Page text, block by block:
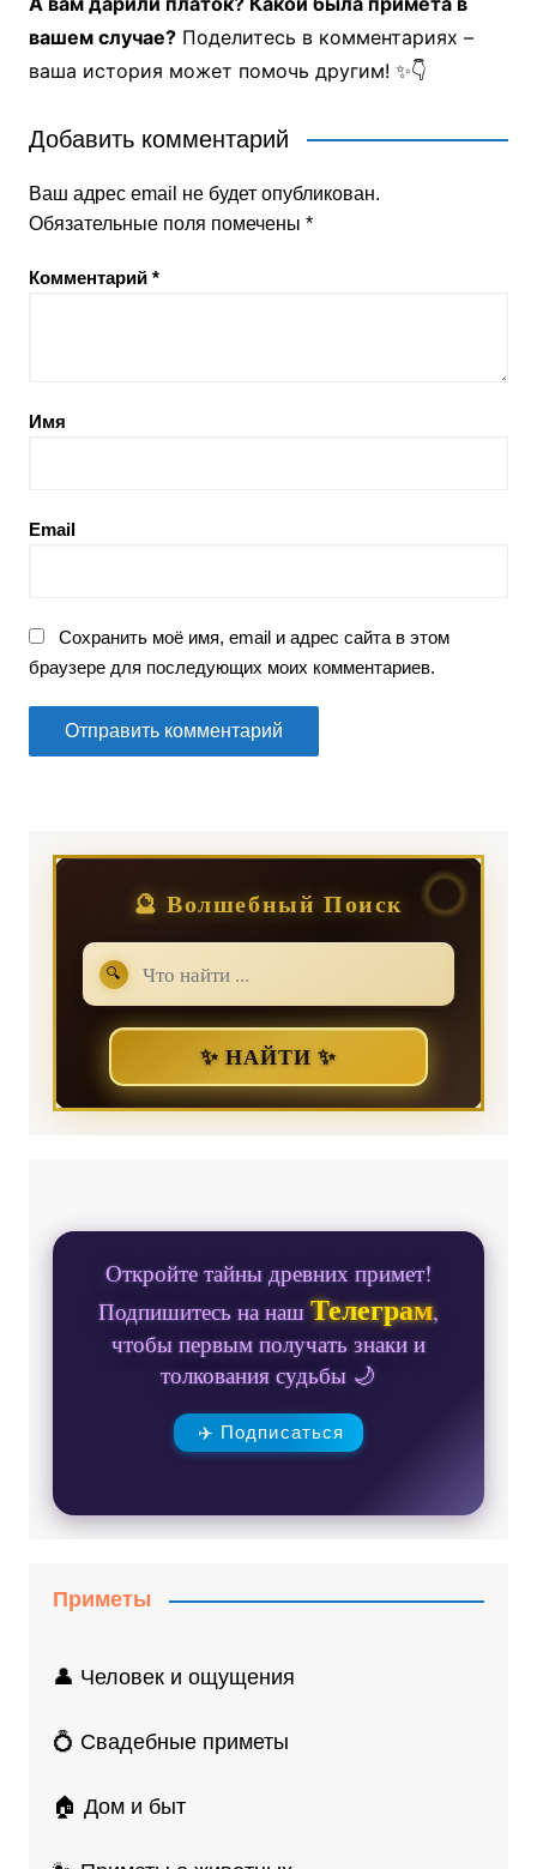
вашем случае?Поделитесь в комментариях –
ваша история может помочь другим! ✨👇
Добавить комментарий
Ваш адрес email не будет опубликован.
Обязательные поля помечены *
Комментарий *
Имя
Email
Сохранить моё имя, email и адрес сайта в этом
браузере для последующих моих комментариев.
🔮 Волшебный Поиск
🔍
✨ НАЙТИ ✨
Откройте тайны древних примет!
Подпишитесь на нашТелеграм,
чтобы первым получать знаки и
толкования судьбы 🌙
✈️ Подписаться
Приметы
👤 Человек и ощущения
💍 Свадебные приметы
🏠 Дом и быт